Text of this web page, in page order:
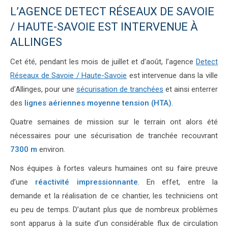
L’AGENCE DETECT RÉSEAUX DE SAVOIE
/ HAUTE-SAVOIE EST INTERVENUE À
ALLINGES
Cet été, pendant les mois de juillet et d’août, l’agence Detect
Réseaux de Savoie / Haute-Savoie est intervenue dans la ville
d’Allinges, pour une sécurisation de tranchées et ainsi enterrer
des lignes aériennes moyenne tension (HTA).
Quatre semaines de mission sur le terrain ont alors été
nécessaires pour une sécurisation de tranchée recouvrant
7300 m environ.
Nos équipes à fortes valeurs humaines ont su faire preuve
d’une réactivité impressionnante. En effet, entre la
demande et la réalisation de ce chantier, les techniciens ont
eu peu de temps. D’autant plus que de nombreux problèmes
sont apparus à la suite d’un considérable flux de circulation